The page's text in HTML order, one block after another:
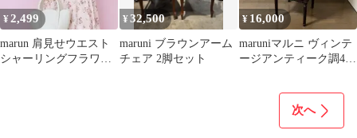
¥2,499
marun 肩見せウエスト
シャーリングフラワー
¥32,500
maruni ブラウンアーム
チェア 2脚セット
¥ 16,000
maruniマルニ ヴィンテ
ージアンティーク調4段
次へ